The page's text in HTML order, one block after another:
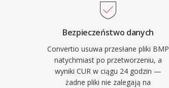
Bezpieczeństwo danych
Convertio usuwa przesłane pliki BMP
natychmiast po przetworzeniu, a
wyniki CUR w ciągu 24 godzin —
żadne pliki nie zalegają na